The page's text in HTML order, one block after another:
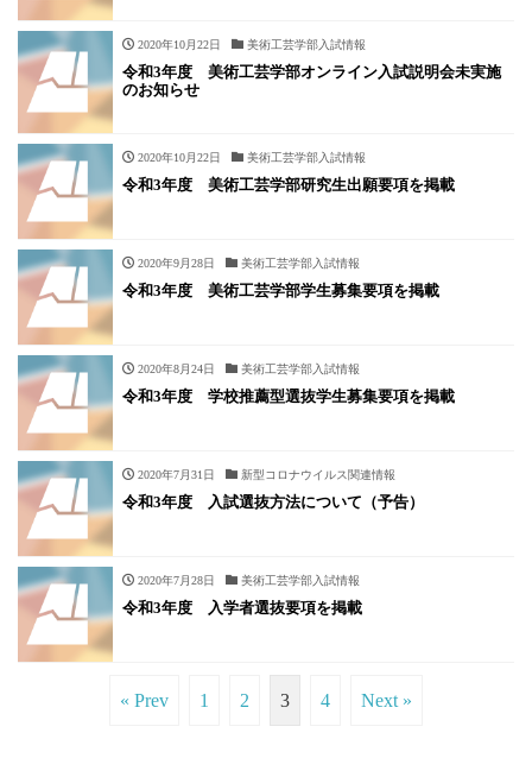
2020年10月22日 美術工芸学部入試情報
令和3年度 美術工芸学部オンライン入試説明会未実施
のお知らせ
2020年10月22日 美術工芸学部入試情報
令和3年度 美術工芸学部研究生出願要項を掲載
2020年9月28日 美術工芸学部入試情報
令和3年度 美術工芸学部学生募集要項を掲載
2020年8月24日 美術工芸学部入試情報
令和3年度 学校推薦型選抜学生募集要項を掲載
2020年7月31日 新型コロナウイルス関連情報
令和3年度 入試選抜方法について（予告）
2020年7月28日 美術工芸学部入試情報
令和3年度 入学者選抜要項を掲載
« Prev 1 2 3 4 Next »